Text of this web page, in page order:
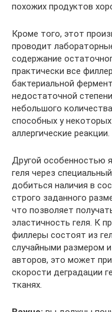
похожих продуктов
Кроме того, этот
проводит
содержание
практически все
бактериальной
недостаточной
небольшого
способных у
аллергические реакции.
Другой особенностью
геля через
добиться наличия в
строго заданного
что позволяет
эластичность геля. К
филлеры состоят из
случайными размером
авторов, это может
скорости деградации
тканях.